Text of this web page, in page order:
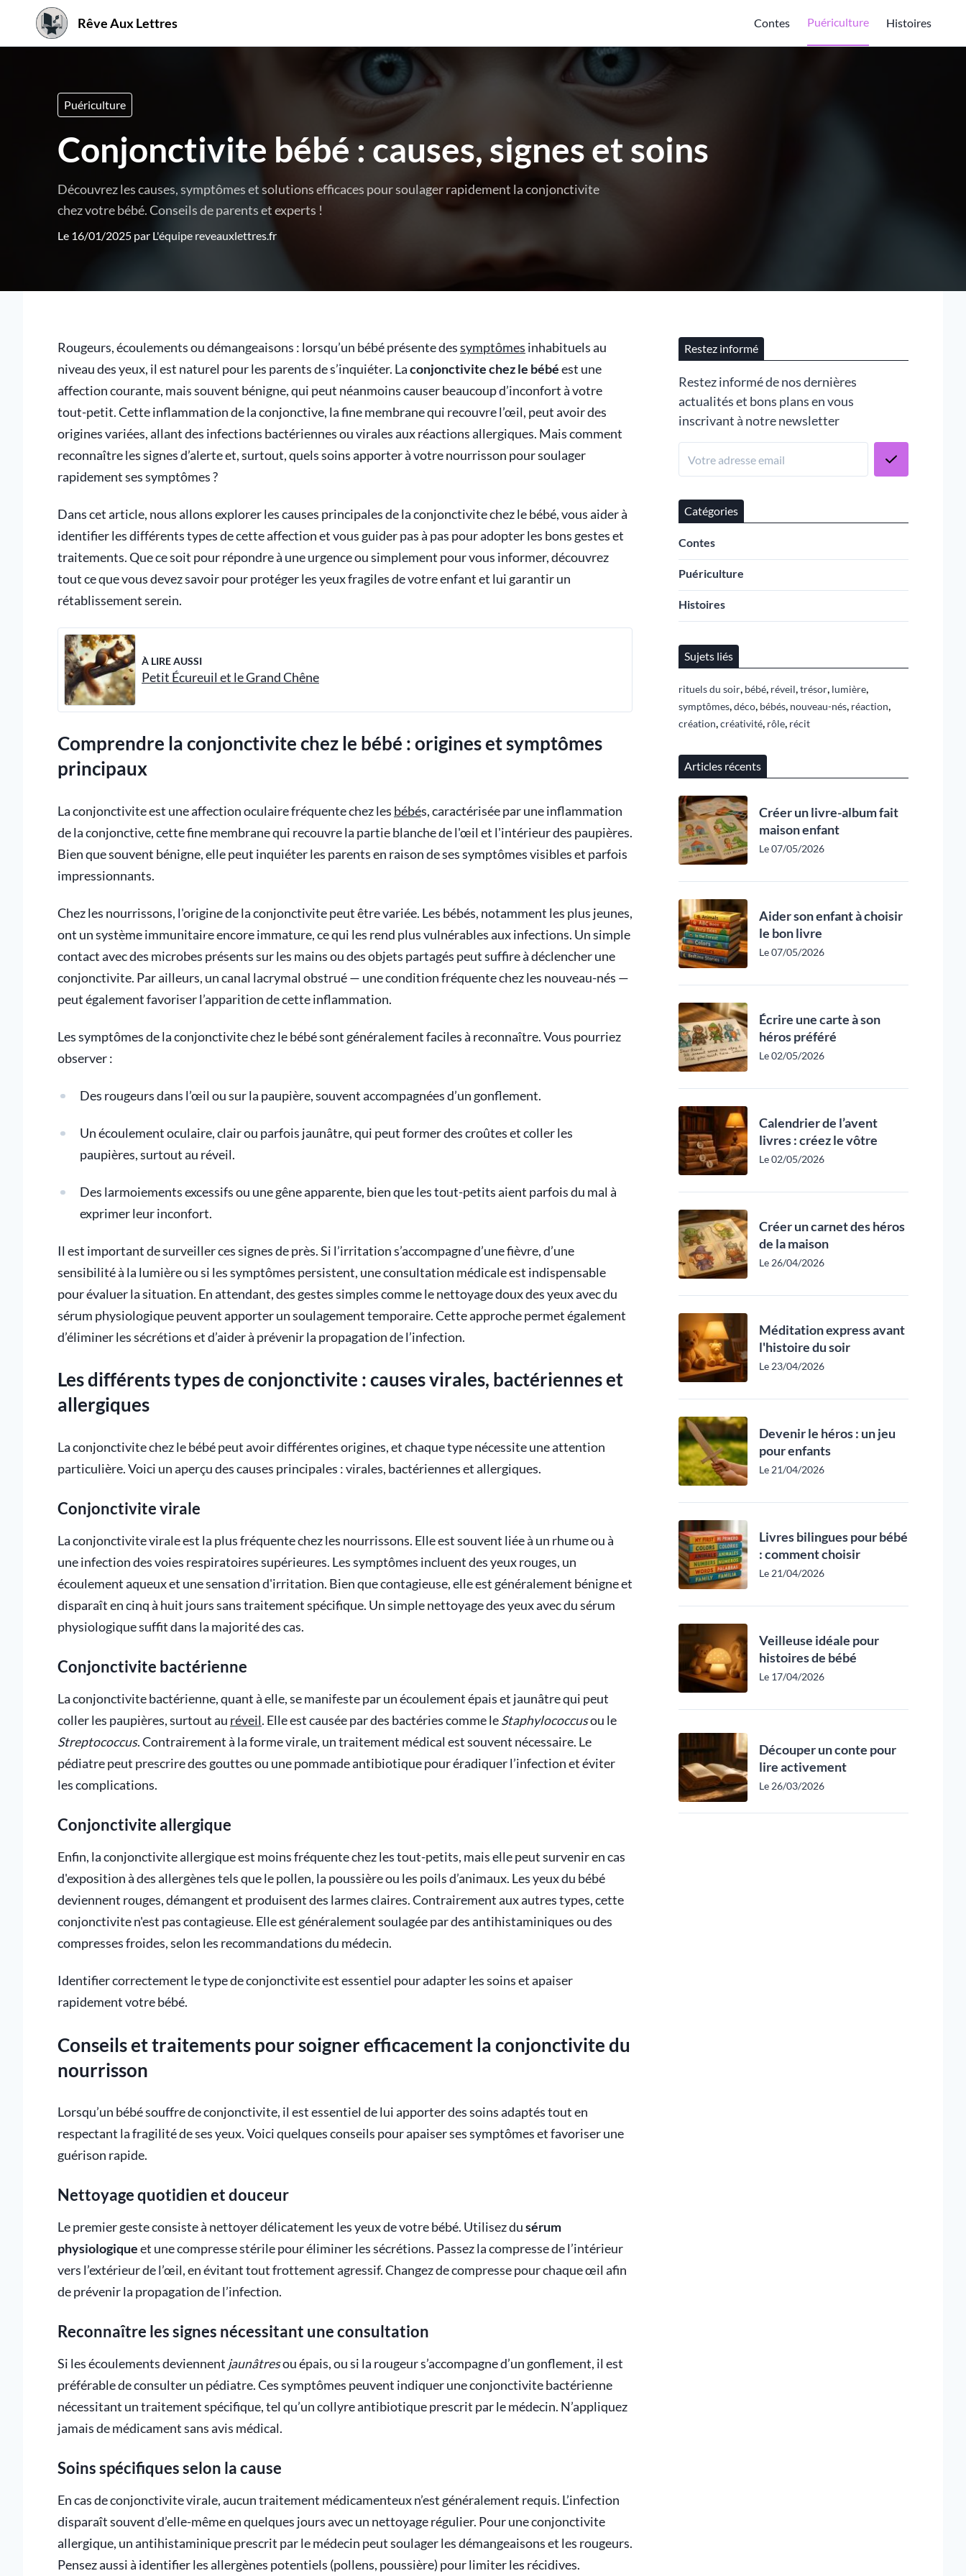
Rêve Aux Lettres Contes Puériculture Histoires
Puériculture
Conjonctivite bébé : causes, signes et soins
Découvrez les causes, symptômes et solutions efficaces pour soulager rapidement la conjonctivite
chez votre bébé. Conseils de parents et experts !
Le 16/01/2025 par L'équipe reveauxlettres.fr
Rougeurs, écoulements ou démangeaisons : lorsqu’un bébé présente dessymptômes inhabituels au
niveau des yeux, il est naturel pour les parents de s’inquiéter. Laconjonctivite chez le bébéest une
affection courante, mais souvent bénigne, qui peut néanmoins causer beaucoup d’inconfort à votre
tout-petit. Cette inflammation de la conjonctive, la fine membrane qui recouvre l’œil, peut avoir des
origines variées, allant des infections bactériennes ou virales aux réactions allergiques. Mais comment
reconnaître les signes d’alerte et, surtout, quels soins apporter à votre nourrisson pour soulager
rapidement ses symptômes ?
Dans cet article, nous allons explorer les causes principales de la conjonctivite chez le bébé, vous aider à
identifier les différents types de cette affection et vous guider pas à pas pour adopter les bons gestes et
traitements. Que ce soit pour répondre à une urgence ou simplement pour vous informer, découvrez
tout ce que vous devez savoir pour protéger les yeux fragiles de votre enfant et lui garantir un
rétablissement serein.
À LIRE AUSSI
Petit Écureuil et le Grand Chêne
Comprendre la conjonctivite chez le bébé : origines et symptômes
principaux
La conjonctivite est une affection oculaire fréquente chez les bébés, caractérisée par une inflammation
de la conjonctive, cette fine membrane qui recouvre la partie blanche de l'œil et l'intérieur des paupières.
Bien que souvent bénigne, elle peut inquiéter les parents en raison de ses symptômes visibles et parfois
impressionnants.
Chez les nourrissons, l'origine de la conjonctivite peut être variée. Les bébés, notamment les plus jeunes,
ont un système immunitaire encore immature, ce qui les rend plus vulnérables aux infections. Un simple
contact avec des microbes présents sur les mains ou des objets partagés peut suffire à déclencher une
conjonctivite. Par ailleurs, un canal lacrymal obstrué — une condition fréquente chez les nouveau-nés —
peut également favoriser l’apparition de cette inflammation.
Les symptômes de la conjonctivite chez le bébé sont généralement faciles à reconnaître. Vous pourriez
observer :
Des rougeurs dans l’œil ou sur la paupière, souvent accompagnées d’un gonflement.
Un écoulement oculaire, clair ou parfois jaunâtre, qui peut former des croûtes et coller les
paupières, surtout au réveil.
Des larmoiements excessifs ou une gêne apparente, bien que les tout-petits aient parfois du mal à
exprimer leur inconfort.
Il est important de surveiller ces signes de près. Si l’irritation s’accompagne d’une fièvre, d’une
sensibilité à la lumière ou si les symptômes persistent, une consultation médicale est indispensable
pour évaluer la situation. En attendant, des gestes simples comme le nettoyage doux des yeux avec du
sérum physiologique peuvent apporter un soulagement temporaire. Cette approche permet également
d’éliminer les sécrétions et d’aider à prévenir la propagation de l’infection.
Les différents types de conjonctivite : causes virales, bactériennes et
allergiques
La conjonctivite chez le bébé peut avoir différentes origines, et chaque type nécessite une attention
particulière. Voici un aperçu des causes principales : virales, bactériennes et allergiques.
Conjonctivite virale
La conjonctivite virale est la plus fréquente chez les nourrissons. Elle est souvent liée à un rhume ou à
une infection des voies respiratoires supérieures. Les symptômes incluent des yeux rouges, un
écoulement aqueux et une sensation d'irritation. Bien que contagieuse, elle est généralement bénigne et
disparaît en cinq à huit jours sans traitement spécifique. Un simple nettoyage des yeux avec du sérum
physiologique suffit dans la majorité des cas.
Conjonctivite bactérienne
La conjonctivite bactérienne, quant à elle, se manifeste par un écoulement épais et jaunâtre qui peut
coller les paupières, surtout au réveil. Elle est causée par des bactéries comme leStaphylococcusou le
Streptococcus. Contrairement à la forme virale, un traitement médical est souvent nécessaire. Le
pédiatre peut prescrire des gouttes ou une pommade antibiotique pour éradiquer l’infection et éviter
les complications.
Conjonctivite allergique
Enfin, la conjonctivite allergique est moins fréquente chez les tout-petits, mais elle peut survenir en cas
d'exposition à des allergènes tels que le pollen, la poussière ou les poils d’animaux. Les yeux du bébé
deviennent rouges, démangent et produisent des larmes claires. Contrairement aux autres types, cette
conjonctivite n'est pas contagieuse. Elle est généralement soulagée par des antihistaminiques ou des
compresses froides, selon les recommandations du médecin.
Identifier correctement le type de conjonctivite est essentiel pour adapter les soins et apaiser
rapidement votre bébé.
Conseils et traitements pour soigner efficacement la conjonctivite du
nourrisson
Lorsqu’un bébé souffre de conjonctivite, il est essentiel de lui apporter des soins adaptés tout en
respectant la fragilité de ses yeux. Voici quelques conseils pour apaiser ses symptômes et favoriser une
guérison rapide.
Nettoyage quotidien et douceur
Le premier geste consiste à nettoyer délicatement les yeux de votre bébé. Utilisez dusérum
physiologiqueet une compresse stérile pour éliminer les sécrétions. Passez la compresse de l’intérieur
vers l’extérieur de l’œil, en évitant tout frottement agressif. Changez de compresse pour chaque œil afin
de prévenir la propagation de l’infection.
Reconnaître les signes nécessitant une consultation
Si les écoulements deviennent jaunâtresou épais, ou si la rougeur s’accompagne d’un gonflement, il est
préférable de consulter un pédiatre. Ces symptômes peuvent indiquer une conjonctivite bactérienne
nécessitant un traitement spécifique, tel qu’un collyre antibiotique prescrit par le médecin. N’appliquez
jamais de médicament sans avis médical.
Soins spécifiques selon la cause
En cas de conjonctivite virale, aucun traitement médicamenteux n’est généralement requis. L’infection
disparaît souvent d’elle-même en quelques jours avec un nettoyage régulier. Pour une conjonctivite
allergique, un antihistaminique prescrit par le médecin peut soulager les démangeaisons et les rougeurs.
Pensez aussi à identifier les allergènes potentiels (pollens, poussière) pour limiter les récidives.
Restez informé
Restez informé de nos dernières
actualités et bons plans en vous
inscrivant à notre newsletter
Catégories
Contes
Puériculture
Histoires
Sujets liés
rituels du soir, bébé, réveil,trésor, lumière,
symptômes,déco, bébés, nouveau-nés, réaction,
création,créativité, rôle, récit
Articles récents
Créer un livre-album fait
maison enfant
Le 07/05/2026
Aider son enfant à choisir
le bon livre
Le 07/05/2026
Écrire une carte à son
héros préféré
Le 02/05/2026
Calendrier de l’avent
livres : créez le vôtre
Le 02/05/2026
Créer un carnet des héros
de la maison
Le 26/04/2026
Méditation express avant
l'histoire du soir
Le 23/04/2026
Devenir le héros : un jeu
pour enfants
Le 21/04/2026
Livres bilingues pour bébé
: comment choisir
Le 21/04/2026
Veilleuse idéale pour
histoires de bébé
Le 17/04/2026
Découper un conte pour
lire activement
Le 26/03/2026